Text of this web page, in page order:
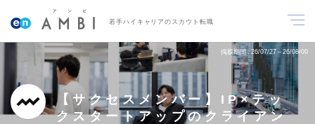
若手ハイキャリアのスカウト転職
掲載期間 26/07/27～26/08/09
【サクセスメンバー】IP×テッ
クスタートアップのクライアン